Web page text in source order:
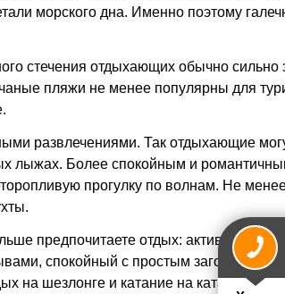
морского дна. Именно поэтому
стечения отдыхающих обычно сильно
пляжи не менее популярны для
развлечениями. Так отдыхающие
лыжах. Более спокойным и
прогулку по волнам. Не
предпочитаете отдых: активный с
спокойный с простым загоранием
на шезлонге и катание на катамаране,